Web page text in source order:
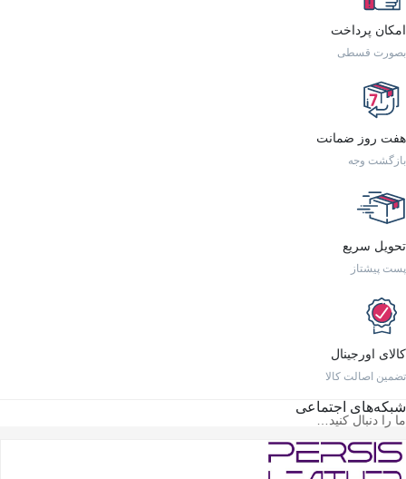
امکان پرداخت
بصورت قسطی
هفت روز ضمانت
بازگشت وجه
تحویل سریع
پست پیشتاز
کالای اورجینال
تضمین اصالت کالا
شبکه‌های اجتماعی
ما را دنبال کنید…